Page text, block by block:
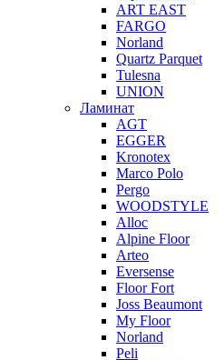
ART EAST
FARGO
Norland
Quartz Parquet
Tulesna
UNION
Ламинат
AGT
EGGER
Kronotex
Marco Polo
Pergo
WOODSTYLE
Alloc
Alpine Floor
Arteo
Eversense
Floor Fort
Joss Beaumont
My Floor
Norland
Peli